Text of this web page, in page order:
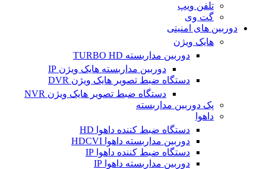
تلفن ویپ
گت وی
دوربین های امنیتی
هایک ویژن
دوربین مداربسته TURBO HD
دوربین مداربسته هایک ویژن IP
دستگاه ضبط تصویر هایک ویژن DVR
دستگاه ضبط تصویر هایک ویژن NVR
پک دوربین مداربسته
داهوا
دستگاه ضبط کننده داهوا HD
دوربین مداربسته داهوا HDCVI
دستگاه ضبط کننده داهوا IP
دوربین مداربسته داهوا IP